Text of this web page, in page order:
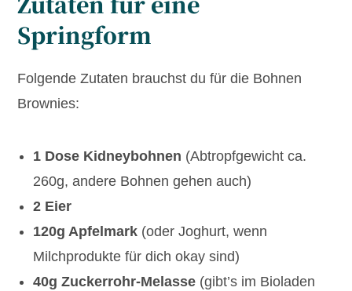
Springform
Folgende Zutaten brauchst du für die Bohnen
Brownies:
1 Dose Kidneybohnen (Abtropfgewicht ca.
260g, andere Bohnen gehen auch)
2 Eier
120g Apfelmark (oder Joghurt, wenn
Milchprodukte für dich okay sind)
40g Zuckerrohr-Melasse (gibt’s im Bioladen